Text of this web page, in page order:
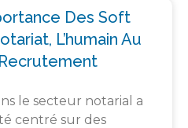
Des Soft
L’humain Au
le secteur notarial a
centré sur des